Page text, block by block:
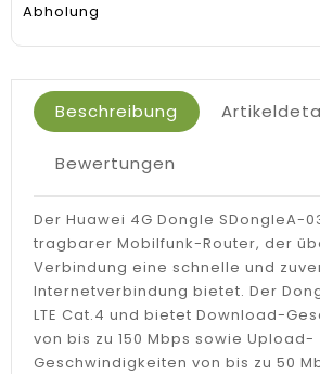
Abholung
Beschreibung
Bewertungen
Der Huawei 4G Dongle SDongleA-
tragbarer Mobilfunk-Router, der
Verbindung eine schnelle und
Internetverbindung bietet. Der
LTE Cat.4 und bietet Download-
von bis zu 150 Mbps sowie Upload-
Geschwindigkeiten von bis zu 50